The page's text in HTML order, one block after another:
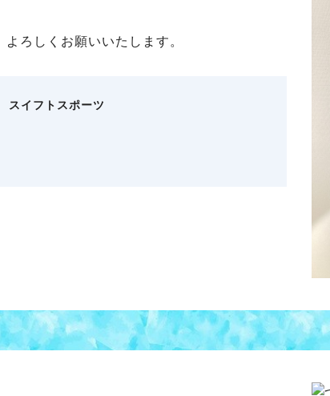
ろしくお願いいたします。
スイフトスポーツ